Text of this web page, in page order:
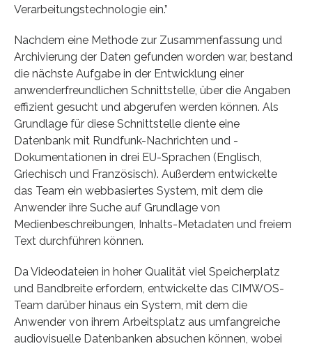
Verarbeitungstechnologie ein.”
Nachdem eine Methode zur Zusammenfassung und
Archivierung der Daten gefunden worden war, bestand
die nächste Aufgabe in der Entwicklung einer
anwenderfreundlichen Schnittstelle, über die Angaben
effizient gesucht und abgerufen werden können. Als
Grundlage für diese Schnittstelle diente eine
Datenbank mit Rundfunk-Nachrichten und -
Dokumentationen in drei EU-Sprachen (Englisch,
Griechisch und Französisch). Außerdem entwickelte
das Team ein webbasiertes System, mit dem die
Anwender ihre Suche auf Grundlage von
Medienbeschreibungen, Inhalts-Metadaten und freiem
Text durchführen können.
Da Videodateien in hoher Qualität viel Speicherplatz
und Bandbreite erfordern, entwickelte das CIMWOS-
Team darüber hinaus ein System, mit dem die
Anwender von ihrem Arbeitsplatz aus umfangreiche
audiovisuelle Datenbanken absuchen können, wobei